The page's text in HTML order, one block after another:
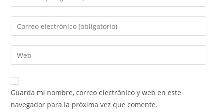
tu
nombre
de
usuario
para
comentar
Introduce
tu
dirección
de
electrónico
para
comentar
Introduce
la
URL
de
Guarda mi nombre, correo electrónico y web en este
navegador para la próxima vez que comente.